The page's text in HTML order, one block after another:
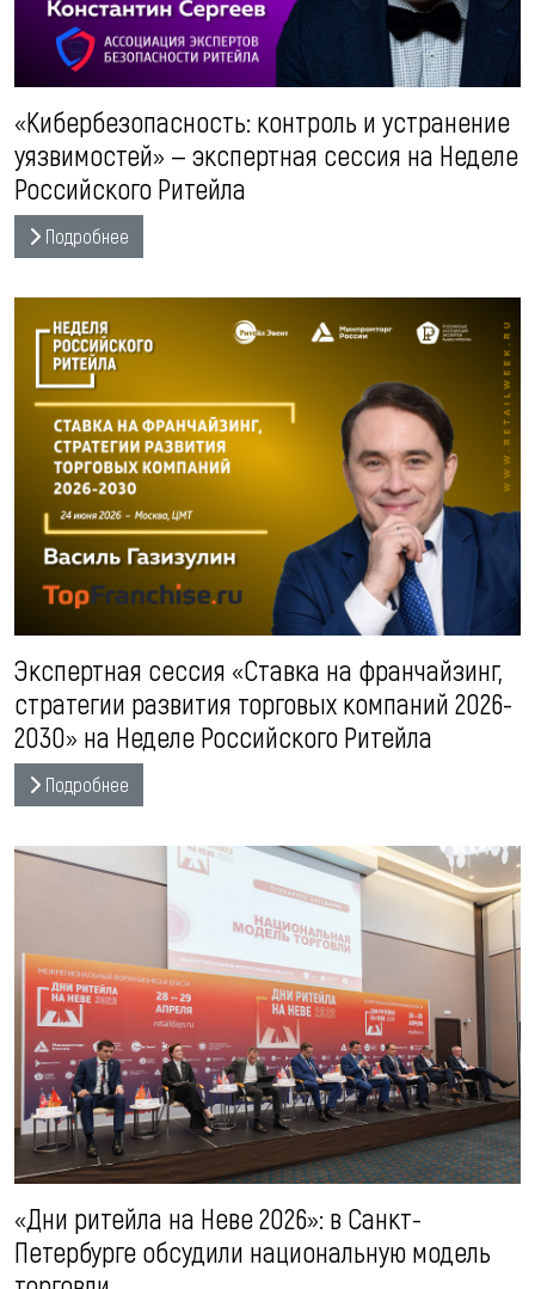
«Кибербезопасность: контроль и устранение
уязвимостей» — экспертная сессия на Неделе
Российского Ритейла
Подробнее
Экспертная сессия «Ставка на франчайзинг,
стратегии развития торговых компаний 2026-
2030» на Неделе Российского Ритейла
Подробнее
«Дни ритейла на Неве 2026»: в Санкт-
Петербурге обсудили национальную модель